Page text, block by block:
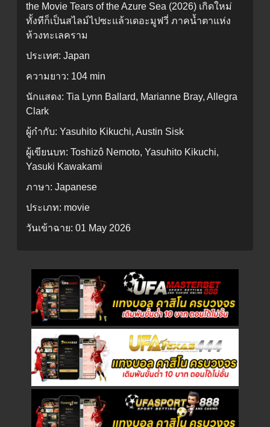
the Movie Tears of the Azure Sea (2026) เกิดใหม่
ทั้งทีก็เป็นสไลม์ไปซะแล้วเดอะมูฟวี่ ภาคน้ำตาแห่ง
ห้วงทะเลคราม
ประเทศ: Japan
ความยาว: 104 min
นักแสดง: Tia Lynn Ballard, Marianne Bray, Allegra
Clark
ผู้กำกับ: Yasuhito Kikuchi, Austin Sisk
ผู้เขียนบท: Toshizô Nemoto, Yasuhito Kikuchi,
Yasuki Kawakami
ภาษา: Japanese
ประเภท: movie
วันเข้าฉาย: 01 May 2026